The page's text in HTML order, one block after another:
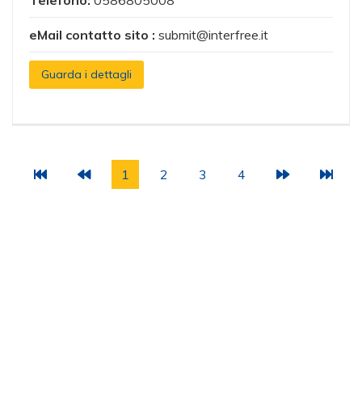
eMail contatto sito : submit@interfree.it
Guarda i dettagli
1 2 3 4